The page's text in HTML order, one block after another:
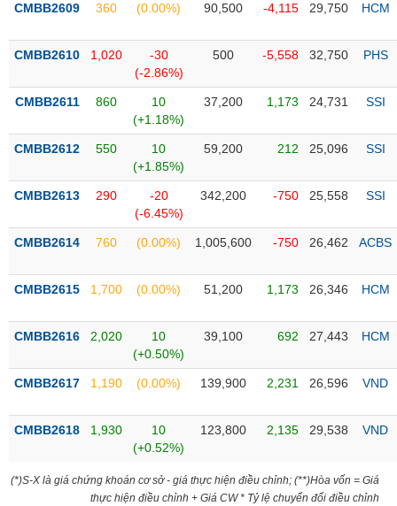
phiếu
chi
Tổng
Giao
Tài
Phân
kỹ
Hồ
doanh
nghiệp
Tin
tức
kiện
CMBB2609 360 (0.00%) 90,500 -4,115 29,750 HCM
CMBB2610 1,020
-30
(-2.86%)
500 -5,558 32,750 PHS
CMBB2611 860
10
(+1.18%)
37,200 1,173 24,731 SSI
CMBB2612 550
10
(+1.85%)
59,200 212 25,096 SSI
CMBB2613 290
-20
(-6.45%)
342,200 -750 25,558 SSI
CMBB2614 760 (0.00%) 1,005,600 -750 26,462 ACBS
CMBB2615 1,700 (0.00%) 51,200 1,173 26,346 HCM
CMBB2616 2,020
10
(+0.50%)
39,100 692 27,443 HCM
CMBB2617 1,190 (0.00%) 139,900 2,231 26,596 VND
CMBB2618 1,930
10
(+0.52%)
123,800 2,135 29,538 VND
(*)S-X là giá chứng khoán cơ sở - giá thực hiện điều chỉnh; (**)Hòa vốn = Giá
thực hiện điều chỉnh + Giá CW * Tỷ lệ chuyển đổi điều chỉnh
TIN
(-)
SECTOR
NĂNG
NGUYÊN
LIỆU
NGHIỆP